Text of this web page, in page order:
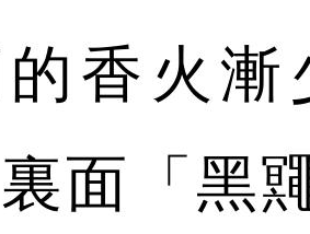
香火漸
面「黑